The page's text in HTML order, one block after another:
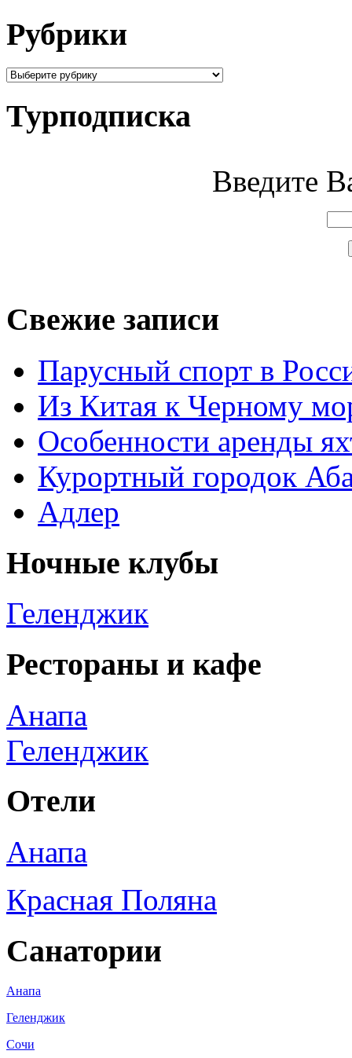
Рубрики
Турподписка
Введите
Свежие записи
Парусный спорт в
Из Китая к Черному
Особенности аренды
Курортный городок
Адлер
Ночные клубы
Геленджик
Рестораны и кафе
Анапа
Геленджик
Отели
Анапа
Красная Поляна
Санатории
Анапа
Геленджик
Сочи